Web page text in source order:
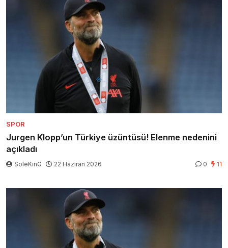
SPOR
Jurgen Klopp’un Türkiye üzüntüsü! Elenme nedenini
açıkladı
SoleKinG 22 Haziran 2026 0 11